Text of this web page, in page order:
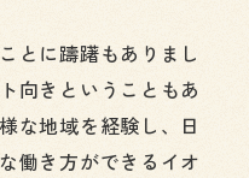
とに躊躇もありまし
向きということもあ
な地域を経験し、日
働き方ができるイオ